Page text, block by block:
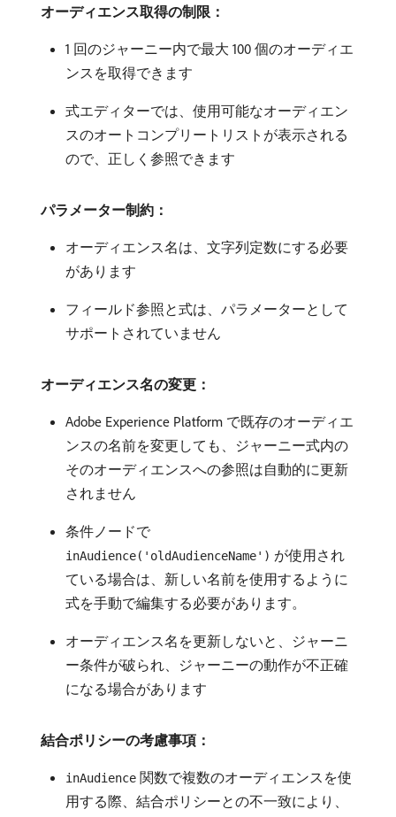
オーディエンス取得の制限：
1 回のジャーニー内で最大 100 個のオーディエ
ンスを取得できます
式エディターでは、使用可能なオーディエン
スのオートコンプリートリストが表示される
ので、正しく参照できます
パラメーター制約：
オーディエンス名は、文字列定数にする必要
があります
フィールド参照と式は、パラメーターとして
サポートされていません
オーディエンス名の変更：
Adobe Experience Platform で既存のオーディエ
ンスの名前を変更しても、ジャーニー式内の
そのオーディエンスへの参照は自動的に更新
されません
条件ノードで
inAudience('oldAudienceName') が使用され
ている場合は、新しい名前を使用するように
式を手動で編集する必要があります。
オーディエンス名を更新しないと、ジャーニ
ー条件が破られ、ジャーニーの動作が不正確
になる場合があります
結合ポリシーの考慮事項：
inAudience 関数で複数のオーディエンスを使
用する際、結合ポリシーとの不一致により、